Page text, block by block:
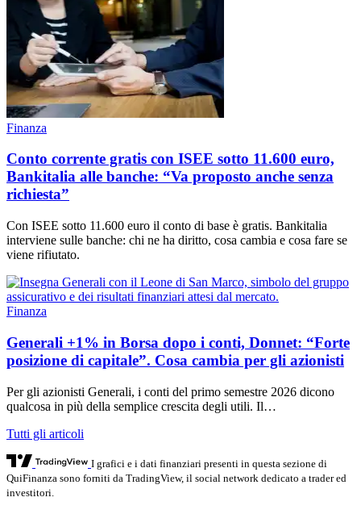
Finanza
Conto corrente gratis con ISEE sotto 11.600 euro,
Bankitalia alle banche: “Va proposto anche senza
richiesta”
Con ISEE sotto 11.600 euro il conto di base è gratis. Bankitalia
interviene sulle banche: chi ne ha diritto, cosa cambia e cosa fare se
viene rifiutato.
Finanza
Generali +1% in Borsa dopo i conti, Donnet: “Forte
posizione di capitale”. Cosa cambia per gli azionisti
Per gli azionisti Generali, i conti del primo semestre 2026 dicono
qualcosa in più della semplice crescita degli utili. Il…
Tutti gli articoli
I grafici e i dati finanziari presenti in questa sezione di
QuiFinanza sono forniti da TradingView, il social network dedicato a trader ed
investitori.